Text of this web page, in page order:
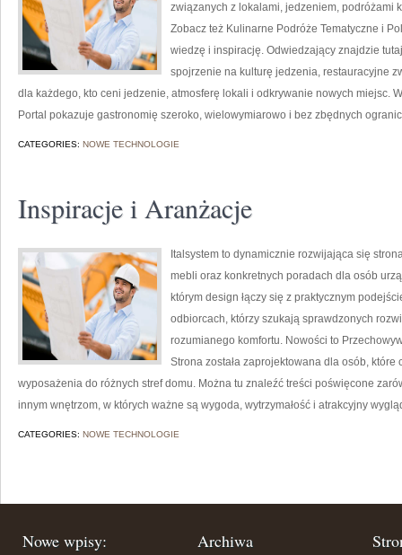
związanych z lokalami, jedzeniem, podróżami
Zobacz też Kulinarne Podróże Tematyczne i
wiedzę i inspirację. Odwiedzający znajdzie
spojrzenie na kulturę jedzenia, restauracyjne
dla każdego, kto ceni jedzenie, atmosferę lokali i odkrywanie nowych miejsc.
Portal pokazuje gastronomię szeroko, wielowymiarowo i bez zbędnych
CATEGORIES: NOWE TECHNOLOGIE
Inspiracje i Aranżacje
Italsystem to dynamicznie rozwijająca się
mebli oraz konkretnych poradach dla osób
którym design łączy się z praktycznym
odbiorcach, którzy szukają sprawdzonych
rozumianego komfortu. Nowości to
Strona została zaprojektowana dla osób,
wyposażenia do różnych stref domu. Można tu znaleźć treści poświęcone
innym wnętrzom, w których ważne są wygoda, wytrzymałość i atrakcyjny
CATEGORIES: NOWE TECHNOLOGIE
Nowe wpisy: Archiwa